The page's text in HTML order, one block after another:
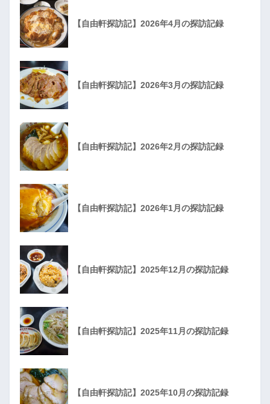
【自由軒探訪記】2026年4月の探訪記録
【自由軒探訪記】2026年3月の探訪記録
【自由軒探訪記】2026年2月の探訪記録
【自由軒探訪記】2026年1月の探訪記録
【自由軒探訪記】2025年12月の探訪記録
【自由軒探訪記】2025年11月の探訪記録
【自由軒探訪記】2025年10月の探訪記録